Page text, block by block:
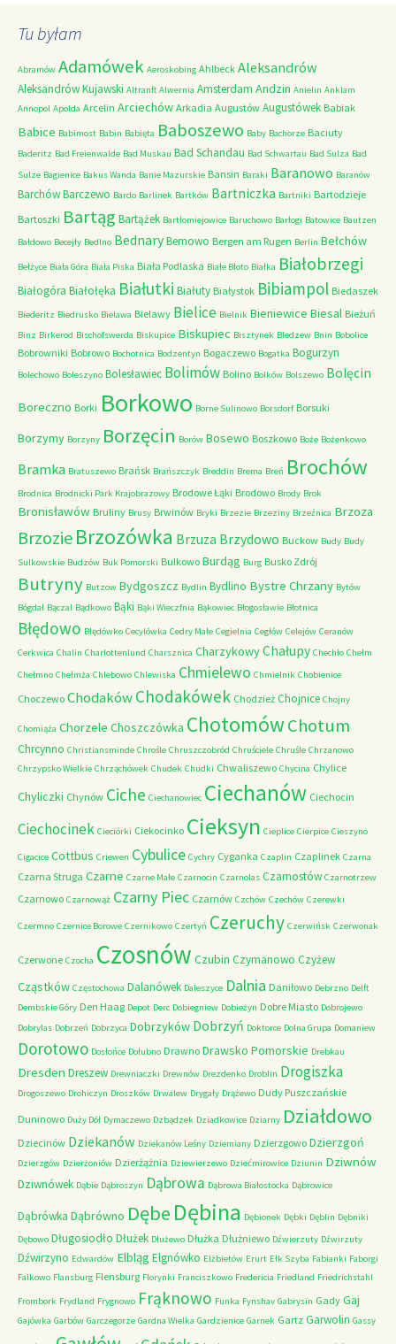
Tu byłam
Abramów Adamówek Aeroskobing Ahlbeck Aleksandrów
Aleksandrów Kujawski Altranft Alwernia Amsterdam Andzin Anielin Anklam
Annopol Apolda Arcelin Arciechów Arkadia Augustów Augustówek Babiak
Babice Babimost Babin Babięta Baboszewo Baby Bachorze Baciuty
Baderitz Bad Freienwalde Bad Muskau Bad Schandau Bad Schwartau Bad Sulza Bad
Sulze Bagienice Bakus Wanda Banie Mazurskie Bansin Baraki Baranowo Baranów
BarchówBarczewo Bardo Barlinek Bartków Bartniczka Bartniki Bartodzieje
Bartoszki Bartąg Bartążek Bartłomiejowice Baruchowo Barłogi Batowice Bautzen
Bałdowo Becejły Bedlno BednaryBemowo Bergen am Rugen Berlin Bełchów
Bełżyce Biała Góra Biała Piska Biała Podlaska Białe Błoto Białka Białobrzegi
Białogóra Białołęka Białutki Białuty Białystok Bibiampol Biedaszek
Biederitz Biedrusko Bielawa Bielawy Bielice Bielnik Bieniewice Biesal Bieżuń
Binz Birkerod Bischofswerda Biskupice Biskupiec Bisztynek Bledzew Bnin Bobolice
Bobrowniki Bobrowo Bochotnica Bodzentyn Bogaczewo Bogatka Bogurzyn
Bolechowo Boleszyno Bolesławiec Bolimów Bolino Bolków Bolszewo Bolęcin
Boreczno Borki Borkowo Borne Sulinowo Borsdorf Borsuki
Borzymy Borzyny Borzęcin Borów Bosewo Boszkowo Boże Bożenkowo
Bramka Bratuszewo Brańsk Brańszczyk Breddin Brema Breń Brochów
Brodnica Brodnicki Park Krajobrazowy Brodowe Łąki Brodowo Brody Brok
Bronisławów Bruliny Brusy Brwinów Bryki Brzezie Brzeziny Brzeźnica Brzoza
Brzozie Brzozówka Brzuza Brzydowo Buckow Budy Budy
Sulkowskie Budzów Buk Pomorski Bulkowo Burdąg Burg Busko Zdrój
Butryny Butzow Bydgoszcz Bydlin Bydlino Bystre Chrzany Bytów
Bógdał Bączal Bądkowo Bąki Bąki Wieczfnia Bąkowiec Błogosławie Błotnica
Błędowo Błędówko Cecylówka Cedry Małe Cegielnia Cegłów Celejów Ceranów
Cerkwica Chalin Charlottenlund Charsznica CharzykowyChałupy Chechło Chełm
Chełmno Chełmża Chlebowo Chlewiska Chmielewo Chmielnik Chobienice
Choczewo ChodakówChodakówek Chodzież Chojnice Chojny
Chomiąża Chorzele Choszczówka ChotomówChotum
Chrcynno Christiansminde Chrośle Chruszczobród Chruściele Chruśle Chrzanowo
Chrzypsko Wielkie Chrząchówek Chudek Chudki Chwaliszewo Chycina Chylice
Chyliczki Chynów Ciche Ciechanowiec Ciechanów Ciechocin
Ciechocinek Cieciórki Ciekocinko Cieksyn Cieplice Cierpice Cieszyno
Cigacice Cottbus Criewen Cybulice Cychry Cyganka Czaplin Czaplinek Czarna
Czarna Struga Czarne Czarne Małe Czarnocin Czarnolas Czarnostów Czarnotrzew
Czarnowo Czarnowąż Czarny Piec Czarnów Czchów Czechów Czerewki
Czermno Czernice Borowe Czernikowo Czertyń Czeruchy Czerwińsk Czerwonak
Czerwone Czocha Czosnów Czubin Czymanowo Czyżew
Cząstków Częstochowa Dalanówek Daleszyce Dalnia Daniłowo Debrzno Delft
Dembskie Góry Den Haag Depot Derc Dobiegniew Dobieżyn Dobre Miasto Dobrojewo
Dobrylas Dobrzeń Dobrzyca Dobrzyków Dobrzyń Doktorce Dolna Grupa Domaniew
Dorotowo Dosłońce Dołubno Drawno Drawsko Pomorskie Drebkau
Dresden Dreszew Drewniaczki Drewnów Drezdenko Droblin Drogiszka
Drogoszewo Drohiczyn Droszków Drwalew Drygały Drążewo Dudy Puszczańskie
Duninowo Duży Dół Dymaczewo Dzbądzek Dziadkowice Dziarny Działdowo
Dziecinów Dziekanów Dziekanów Leśny Dziemiany Dzierzgowo Dzierzgoń
Dzierzgów Dzierżoniów Dzierżążnia Dziewierzewo Dziećmirowice Dziunin Dziwnów
Dziwnówek Dąbie Dąbroszyn Dąbrowa Dąbrowa Białostocka Dąbrowice
Dąbrówka Dąbrówno Dębe Dębina Dębionek Dębki Dęblin Dębniki
Dębowo Długosiodło Dłużek Dłużewo Dłużka Dłużniewo Dźwierzuty Dźwirzuty
Dźwirzyno Edwardów Elbląg Elgnówko Elżbietów Erurt Ełk Szyba Fabianki Faborgi
Falkowo Flansburg Flensburg Florynki Franciszkowo Fredericia Friedland Friedrichstahl
Frombork Frydland Frygnowo Frąknowo Funka Fynshav Gabrysin Gady Gaj
Gajówka Garbów Garczegorze Gardna Wielka Gardzienice Garnek Gartz Garwolin Gassy